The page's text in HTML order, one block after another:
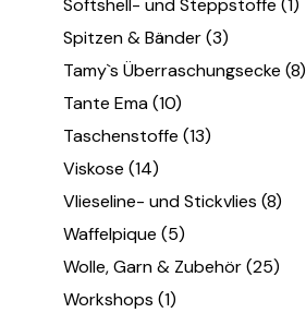
Softshell- und Steppstoffe (1)
Spitzen & Bänder (3)
Tamy`s Überraschungsecke (8)
Tante Ema (10)
Taschenstoffe (13)
Viskose (14)
Vlieseline- und Stickvlies (8)
Waffelpique (5)
Wolle, Garn & Zubehör (25)
Workshops (1)